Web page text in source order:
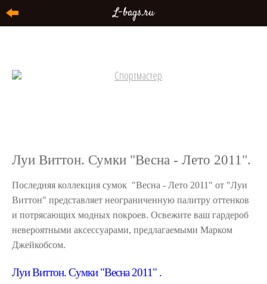
L-bags.ru
Луи Виттон. Сумки "Весна - Лето 2011".
Последняя коллекция сумок "Весна - Лето 2011" от "Луи
Виттон" представляет неограниченную палитру оттенков
и потрясающих модных покроев. Освежите ваш гардероб
невероятными аксессуарами, предлагаемыми Марком
Джейкобсом.
Луи Виттон. Cумки "Весна 2011" .